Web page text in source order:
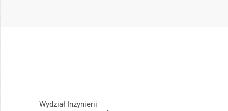
Wydział Inżynierii